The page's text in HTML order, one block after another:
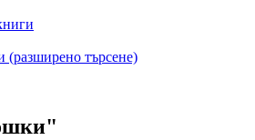
търсене)